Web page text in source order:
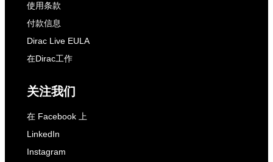
使用条款
付款信息
Dirac Live EULA
在Dirac工作
关注我们
在 Facebook 上
LinkedIn
Instagram